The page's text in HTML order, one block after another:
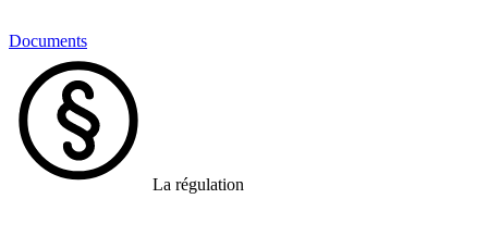
Documents
La régulation